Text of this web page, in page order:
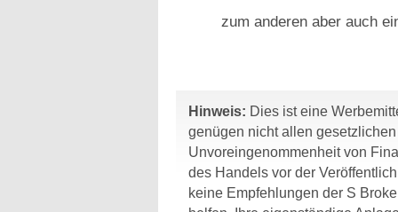
zum anderen aber auch
Hinweis: Dies ist eine
genügen nicht allen
Unvoreingenommenheit von
des Handels vor der
keine Empfehlungen der S